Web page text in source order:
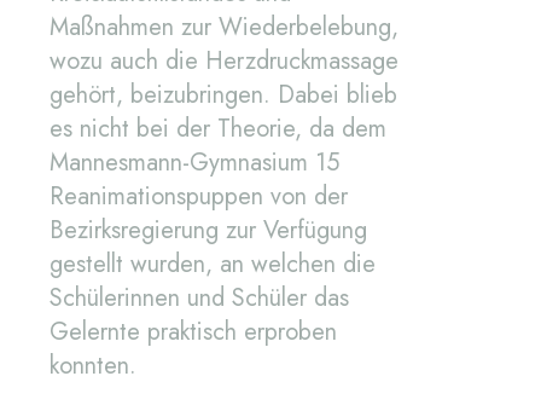
Maßnahmen zur Wiederbelebung,
wozu auch die Herzdruckmassage
gehört, beizubringen. Dabei blieb
es nicht bei der Theorie, da dem
Mannesmann-Gymnasium 15
Reanimationspuppen von der
Bezirksregierung zur Verfügung
gestellt wurden, an welchen die
Schülerinnen und Schüler das
Gelernte praktisch erproben
konnten.